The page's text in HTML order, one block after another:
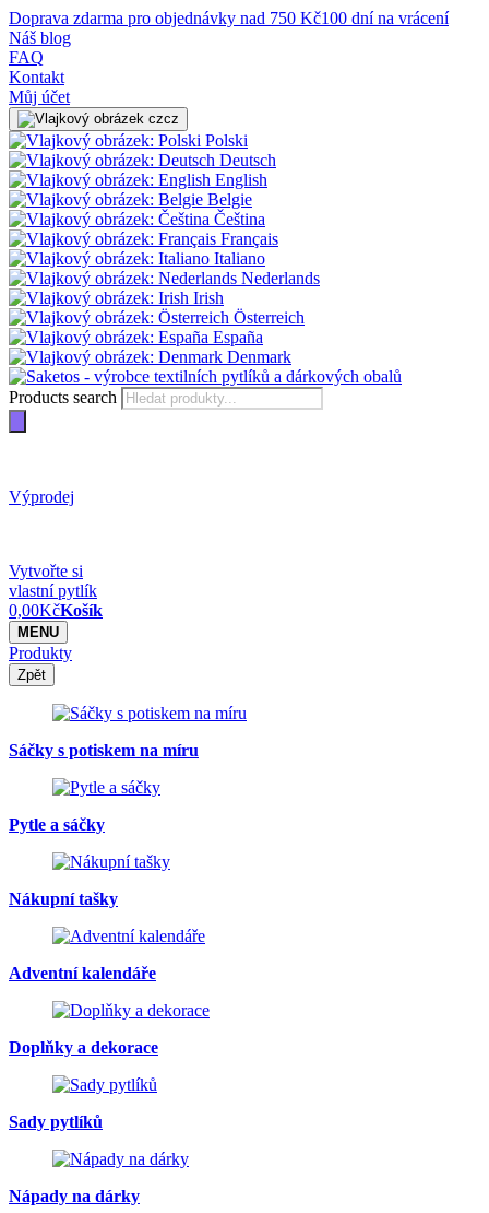
Doprava zdarma pro objednávky nad 750 Kč100 dní na vrácení
Náš blog
FAQ
Kontakt
Můj účet
cz
Polski
Deutsch
English
Belgie
Čeština
Français
Italiano
Nederlands
Irish
Österreich
España
Denmark
Products search
Výprodej
Vytvořte si
vlastní pytlík
0,00KčKošík
MENU
Produkty
Zpět
Sáčky s potiskem na míru
Pytle a sáčky
Nákupní tašky
Adventní kalendáře
Doplňky a dekorace
Sady pytlíků
Nápady na dárky